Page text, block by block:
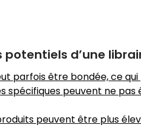
potentiels d’une
parfois être bondée, ce
spécifiques peuvent ne
peuvent être plus